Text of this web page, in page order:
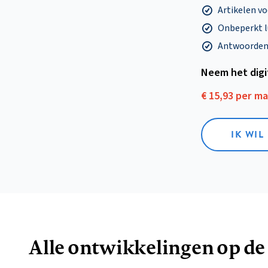
Artikelen
Onbeperkt
Neem het
€ 15,93 per
IK WIL
Alle ontwikkelingen op de